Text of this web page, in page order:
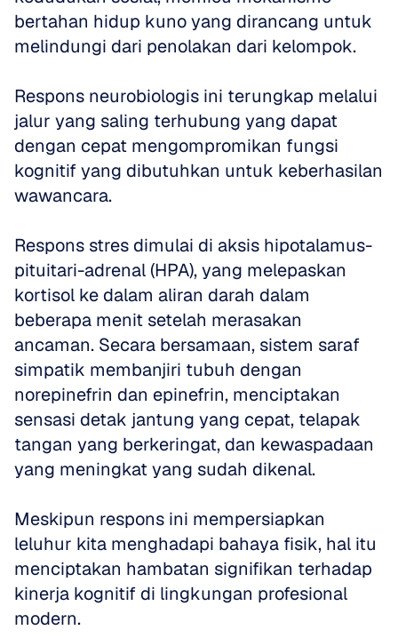
bertahan hidup kuno yang dirancang untuk
melindungi dari penolakan dari kelompok.
Respons neurobiologis ini terungkap melalui
jalur yang saling terhubung yang dapat
dengan cepat mengompromikan fungsi
kognitif yang dibutuhkan untuk keberhasilan
wawancara.
Respons stres dimulai di aksis hipotalamus-
pituitari-adrenal (HPA), yang melepaskan
kortisol ke dalam aliran darah dalam
beberapa menit setelah merasakan
ancaman. Secara bersamaan, sistem saraf
simpatik membanjiri tubuh dengan
norepinefrin dan epinefrin, menciptakan
sensasi detak jantung yang cepat, telapak
tangan yang berkeringat, dan kewaspadaan
yang meningkat yang sudah dikenal.
Meskipun respons ini mempersiapkan
leluhur kita menghadapi bahaya fisik, hal itu
menciptakan hambatan signifikan terhadap
kinerja kognitif di lingkungan profesional
modern.